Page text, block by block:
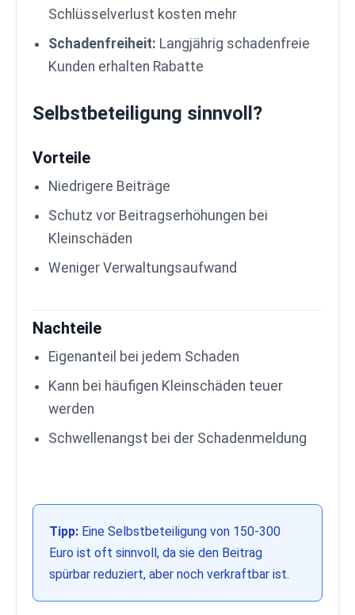
Schlüsselverlust kosten mehr
Schadenfreiheit: Langjährig schadenfreie
Kunden erhalten Rabatte
Selbstbeteiligung sinnvoll?
Vorteile
Niedrigere Beiträge
Schutz vor Beitragserhöhungen bei
Kleinschäden
Weniger Verwaltungsaufwand
Nachteile
Eigenanteil bei jedem Schaden
Kann bei häufigen Kleinschäden teuer
werden
Schwellenangst bei der Schadenmeldung
Tipp: Eine Selbstbeteiligung von 150-300
Euro ist oft sinnvoll, da sie den Beitrag
spürbar reduziert, aber noch verkraftbar ist.